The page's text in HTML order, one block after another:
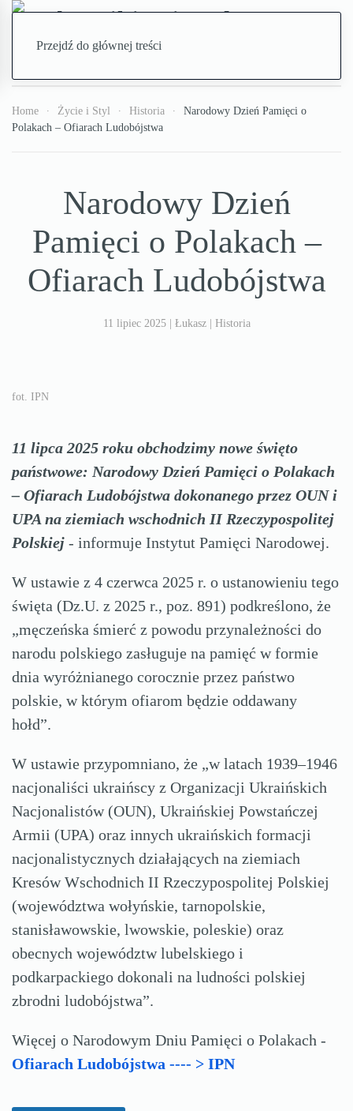
Przejdź do głównej treści
Home Życie i Styl Historia
Narodowy Dzień Pamięci o
Polakach – Ofiarach Ludobójstwa
Narodowy Dzień
Pamięci o Polakach –
Ofiarach Ludobójstwa
11 lipiec 2025| Łukasz | Historia
fot. IPN
11 lipca 2025 roku obchodzimy nowe święto
państwowe: Narodowy Dzień Pamięci o Polakach
– Ofiarach Ludobójstwa dokonanego przez OUN i
UPA na ziemiach wschodnich II Rzeczypospolitej
Polskiej - informuje Instytut Pamięci Narodowej.
W ustawie z 4 czerwca 2025 r. o ustanowieniu tego
święta (Dz.U. z 2025 r., poz. 891) podkreślono, że
„męczeńska śmierć z powodu przynależności do
narodu polskiego zasługuje na pamięć w formie
dnia wyróżnianego corocznie przez państwo
polskie, w którym ofiarom będzie oddawany
hołd”.
W ustawie przypomniano, że „w latach 1939–1946
nacjonaliści ukraińscy z Organizacji Ukraińskich
Nacjonalistów (OUN), Ukraińskiej Powstańczej
Armii (UPA) oraz innych ukraińskich formacji
nacjonalistycznych działających na ziemiach
Kresów Wschodnich II Rzeczypospolitej Polskiej
(województwa wołyńskie, tarnopolskie,
stanisławowskie, lwowskie, poleskie) oraz
obecnych województw lubelskiego i
podkarpackiego dokonali na ludności polskiej
zbrodni ludobójstwa”.
Więcej o Narodowym Dniu Pamięci o Polakach -
Ofiarach Ludobójstwa ---- > IPN